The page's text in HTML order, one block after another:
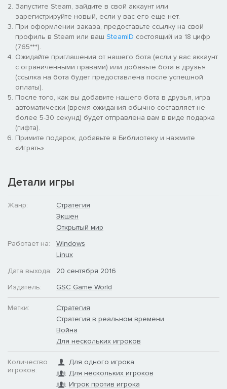
КЛАССИЧЕСКИЙ ГЕЙМПЛЕЙ
Добывайте ресурсы в шахтах, рубите лес на древесину и не
забывайте о продовольствии для вашего народа и войска —
настоящий гетьман должен не только на поле брани
побеждать, но и заботиться о процветании Сечи!
Выверенные и улучшенные механики культовой стратегии
2001 года, стильная графика и увлекательные сюжетные
кампании позволят фанатам RTS вернуться в золотой век
жанра, а новичкам подарят часы захватывающих
приключений.
СТРАТЕГИЧЕСКИЙ ВЫЗОВ
После победного окончания однопользовательской
Полководца в многопользовательской игре! До 8 игроков
могут вести сражения друг с другом на общей карте в
многопользовательском режиме, или объединяться в
альянсы и сражаться против ИИ. Сможете ли вы перехитрить
противников и разгромить их войска?
Запустите Steam, зайдите в свой аккаунт или
зарегистрируйте новый, если у вас его еще нет.
При оформлении заказа, предоставьте ссылку на свой
профиль в Steam или ваш SteamID состоящий из 18 цифр
(765***).
Ожидайте приглашения от нашего бота (если у вас аккаунт
с ограниченными правами) или добавьте бота в друзья
(ссылка на бота будет предоставлена после успешной
оплаты).
После того, как вы добавите нашего бота в друзья, игра
автоматически (время ожидания обычно составляет не
более 5-30 секунд) будет отправлена вам в виде подарка
(гифта).
Примите подарок, добавьте в Библиотеку и нажмите
«Играть».
Детали игры
Жанр:
Стратегия
Экшен
Открытый мир
Работает на:
Windows
Linux
Дата выхода:
20 сентября 2016
Издатель:
GSC Game World
Метки:
Стратегия
Стратегия в реальном времени
Война
Для нескольких игроков
Количество
игроков:
Для одного игрока
Для нескольких игроков
Игрок против игрока